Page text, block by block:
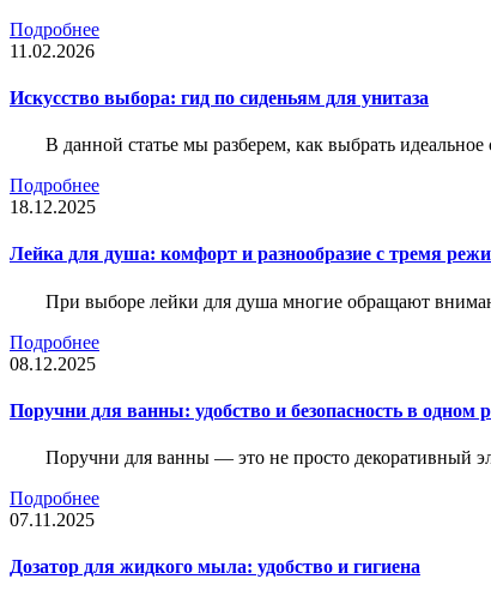
Подробнее
11.02.2026
Искусство выбора: гид по сиденьям для унитаза
В данной статье мы разберем, как выбрать
Подробнее
18.12.2025
Лейка для душа: комфорт и разнообразие с тремя
При выборе лейки для душа многие обращают
Подробнее
08.12.2025
Поручни для ванны: удобство и безопасность в одном
Поручни для ванны — это не просто декоративный
Подробнее
07.11.2025
Дозатор для жидкого мыла: удобство и гигиена